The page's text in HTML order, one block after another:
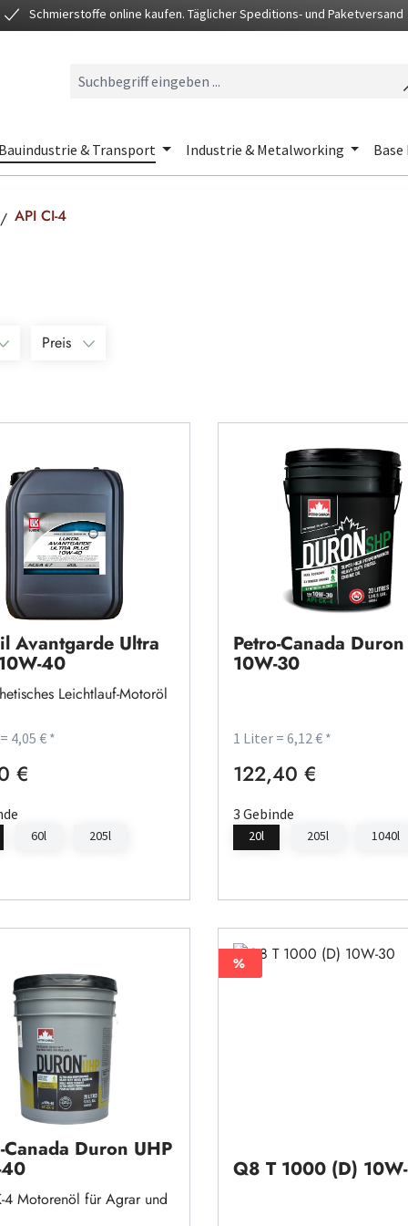
Schmierstoffe online kaufen. Täglicher Speditions- und Paketversand
Bauindustrie & Transport Industrie & Metalworking
API CI-4
Preis
Avantgarde Ultra
40
Leichtlauf-Motoröl
4,05 € *
Preis:
€
60l 205l
Petro-Canada
10W-30
1 Liter = 6,12 € *
Regulärer Preis:
122,40 €
3 Gebinde
20l 205l 1040l
Canada Duron UHP
4 Motorenöl für Agrar und
%
%
Q8 T 1000 (D)